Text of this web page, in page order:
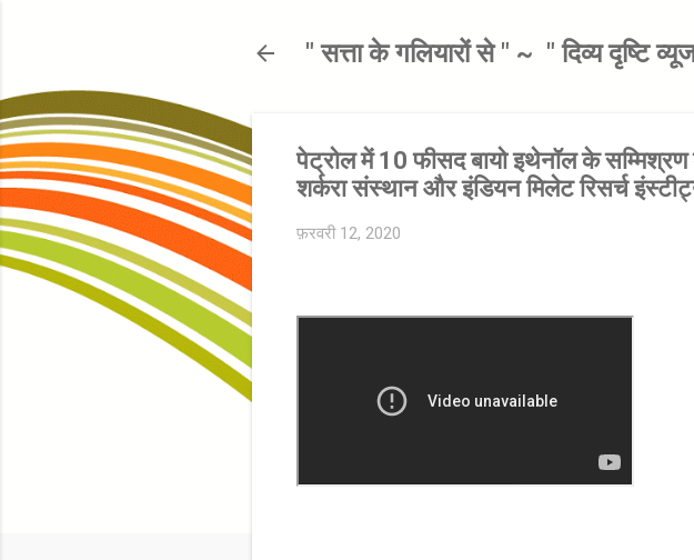
" सत्ता के गलियारों से " ~ ​ " दिव्य
पेट्रोल में 10 फीसद बायो इथेनॉल के सम्मिश्रण
शर्करा संस्थान और इंडियन मिलेट रिसर्च
फ़रवरी 12, 2020